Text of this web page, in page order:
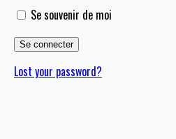
Se souvenir de moi
Lost your password?